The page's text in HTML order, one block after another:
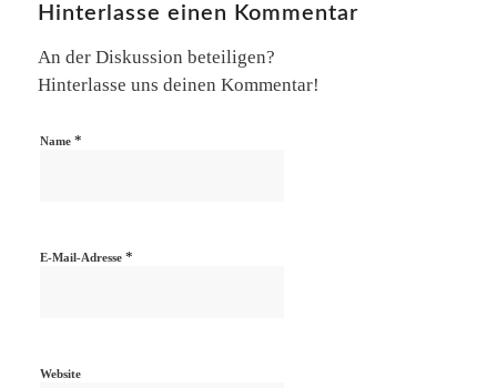
Hinterlasse einen Kommentar
An der Diskussion beteiligen?
Hinterlasse uns deinen Kommentar!
Name *
E-Mail-Adresse *
Website